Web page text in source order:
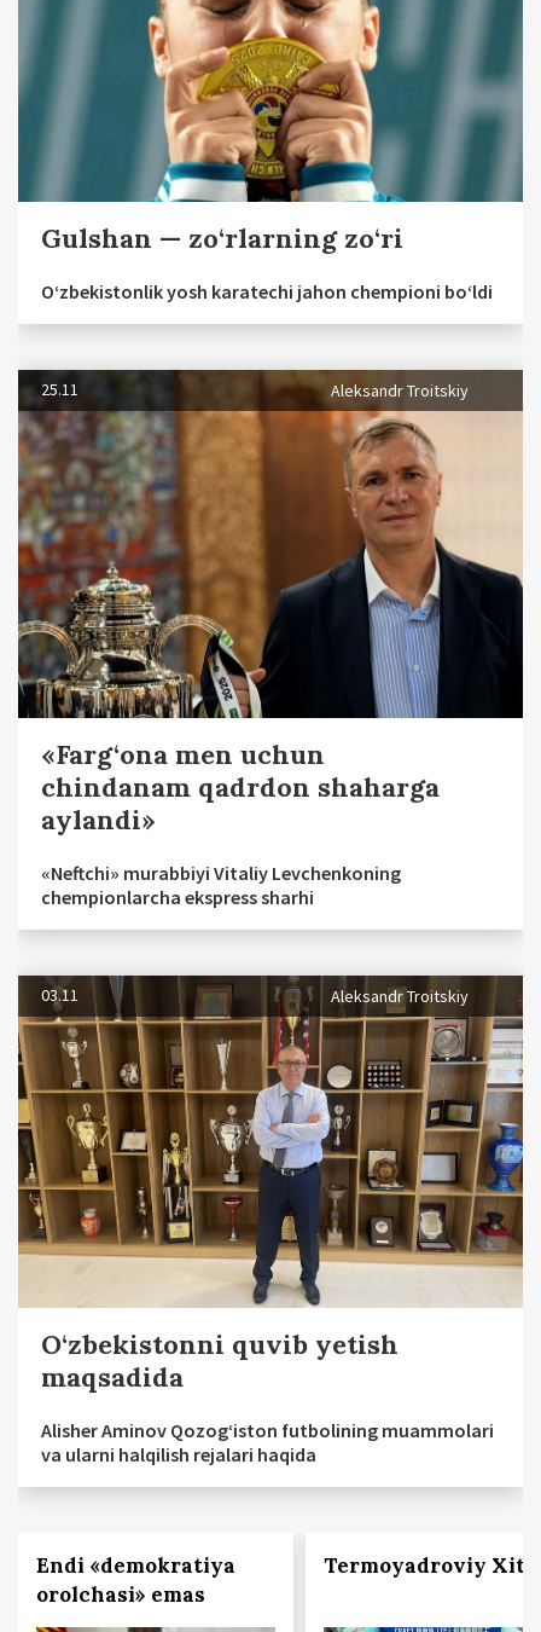
Gulshan — zo‘rlarning zo‘ri
O‘zbekistonlik yosh karatechi jahon chempioni bo‘ldi
25.11 Aleksandr Troitskiy
«Farg‘ona men uchun
chindanam qadrdon shaharga
aylandi»
«Neftchi» murabbiyi Vitaliy Levchenkoning
chempionlarcha ekspress sharhi
03.11 Aleksandr Troitskiy
O‘zbekistonni quvib yetish
maqsadida
Alisher Aminov Qozog‘iston futbolining muammolari
va ularni halqilish rejalari haqida
Endi «demokratiya
orolchasi» emas
Termoyadroviy